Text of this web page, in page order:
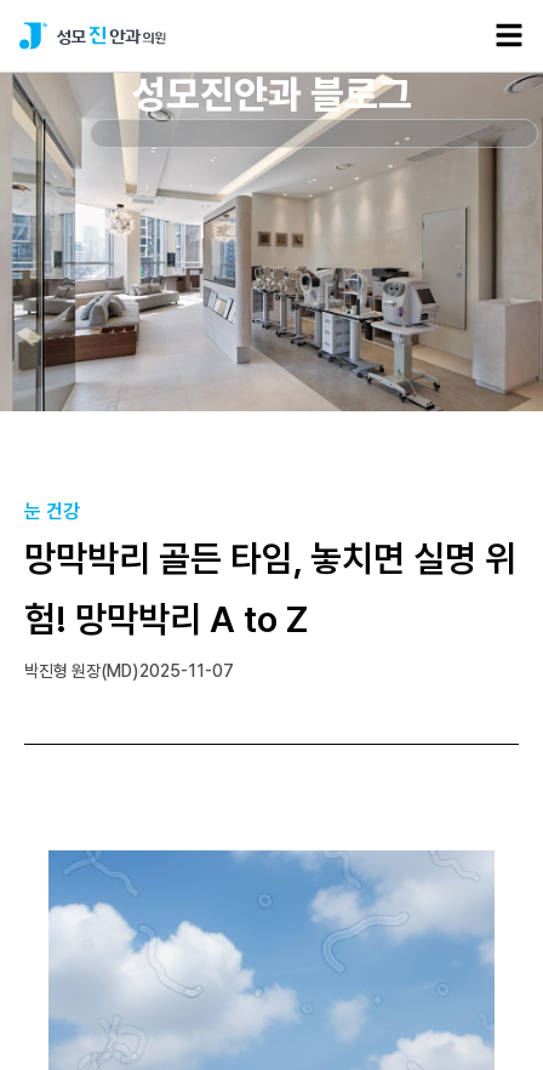
성모진안과 블로그
눈 건강
망막박리 골든 타임, 놓치면 실명 위
험! 망막박리 A to Z
박진형 원장(MD)2025-11-07